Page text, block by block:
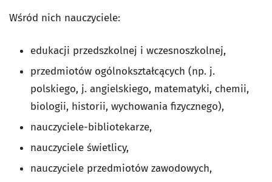
Wśród nich nauczyciele:
edukacji przedszkolnej i wczesnoszkolnej,
przedmiotów ogólnokształcących (np. j.
polskiego, j. angielskiego, matematyki, chemii,
biologii, historii, wychowania fizycznego),
nauczyciele-bibliotekarze,
nauczyciele świetlicy,
nauczyciele przedmiotów zawodowych,